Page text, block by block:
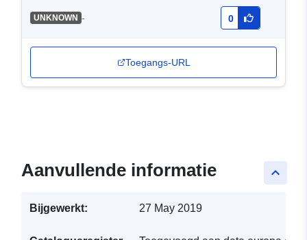
UNKNOWN - 0
Toegangs-URL
keyboard_arrow_up
Aanvullende informatie
Bijgewerkt: 27 May 2019